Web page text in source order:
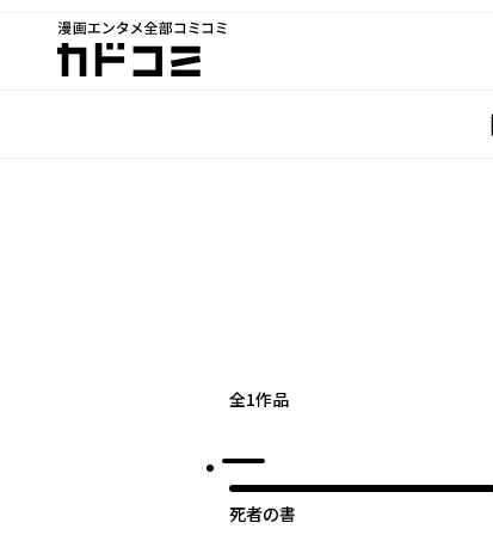
漫画エンタメ全部コミコミ
カドコミ
全1作品
死者の書